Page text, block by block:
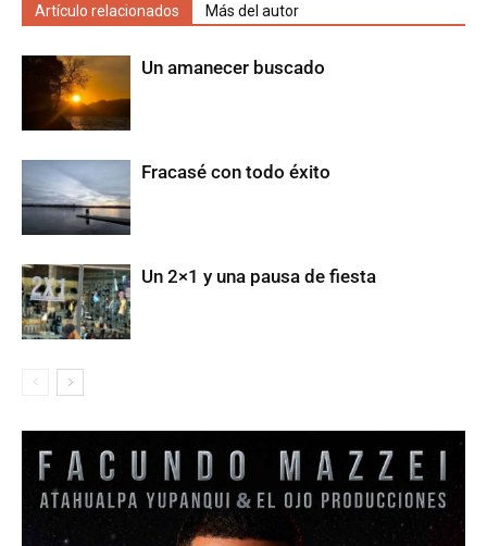
Artículo relacionados Más del autor
Un amanecer buscado
Fracasé con todo éxito
Un 2×1 y una pausa de fiesta